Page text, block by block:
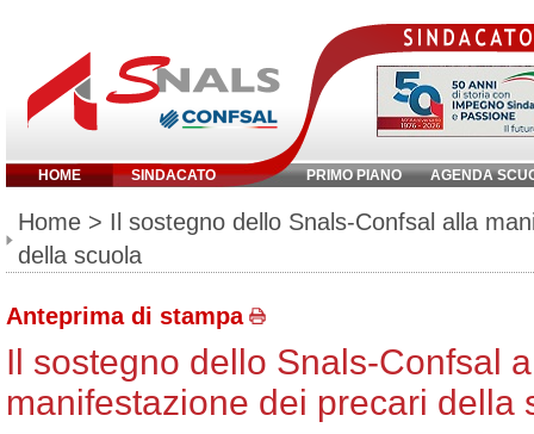
HOME SINDACATO PRIMO PIANO AGENDA
Inserisci parola chiave:
Home > Il sostegno dello Snals-Confsal alla
della scuola
Anteprima di stampa
Il sostegno dello Snals-Confsal
manifestazione dei precari della